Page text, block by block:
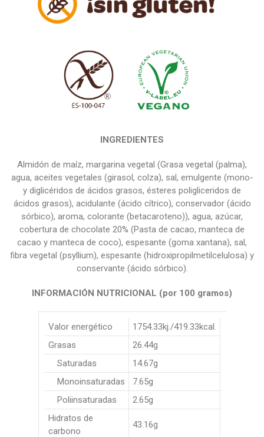
INGREDIENTES
Almidón de maíz, margarina vegetal (Grasa vegetal (palma),
agua, aceites vegetales (girasol, colza), sal, emulgente (mono-
y diglicéridos de ácidos grasos, ésteres poligliceridos de
ácidos grasos), acidulante (ácido cítrico), conservador (ácido
sórbico), aroma, colorante (betacaroteno)), agua, azúcar,
cobertura de chocolate 20% (Pasta de cacao, manteca de
cacao y manteca de coco), espesante (goma xantana), sal,
fibra vegetal (psyllium), espesante (hidroxipropilmetilcelulosa) y
conservante (ácido sórbico).
INFORMACIÓN NUTRICIONAL (por 100 gramos)
Valor energético
1754.33kj./419.33kcal.
Grasas
26.44g
Saturadas
14.67g
Monoinsaturadas
7.65g
Poliinsaturadas
2.65g
Hidratos de
carbono
43.16g